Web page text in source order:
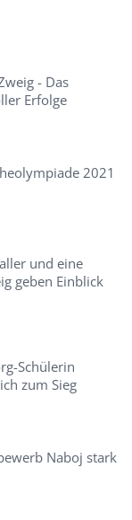
- Das
Erfolge
2021
und eine
geben Einblick
Schülerin
zum Sieg
Naboj stark